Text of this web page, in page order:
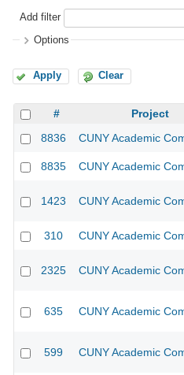
Add filter
Options
Apply Clear
# Project
8836
CUNY Academic
8835 CUNY Academic
1423 CUNY Academic
310 CUNY Academic
2325 CUNY Academic
635 CUNY Academic
599 CUNY Academic